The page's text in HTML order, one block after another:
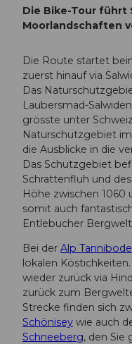
Die Bike-Tour führt
Moorlandschaften
Die Route startet
zuerst hinauf via
Das
Laubersmad-
grösste unter
Naturschutzgebiet
die Ausblicke in die
Das Schutzgebiet
Schrattenfluh und
Höhe zwischen 1060
somit auch
Entlebucher
Bei der Alp
lokalen
wieder zurück via
zurück zum
Strecke finden sich
Schönisey wie auch
Schneeberg, den Sie